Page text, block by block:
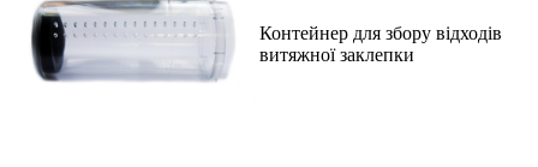
Контейнер для збору відходів
витяжної заклепки